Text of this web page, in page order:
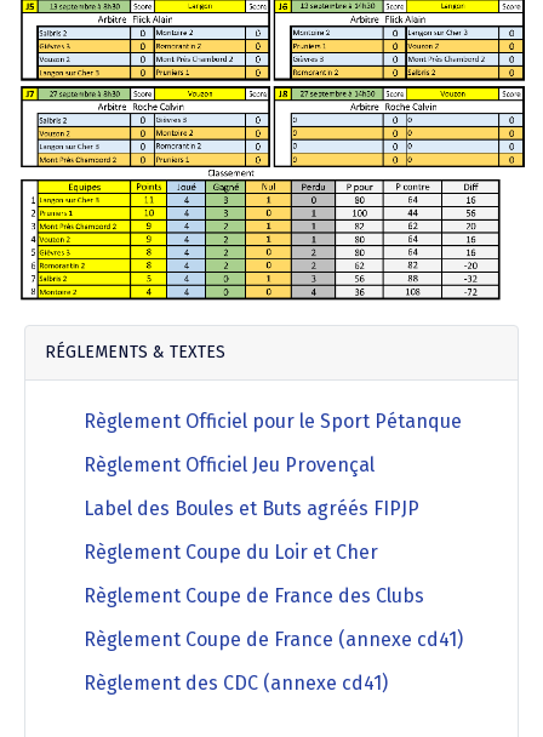
RÉGLEMENTS & TEXTES
Règlement Officiel pour le Sport Pétanque
Règlement Officiel Jeu Provençal
Label des Boules et Buts agréés FIPJP
Règlement Coupe du Loir et Cher
Règlement Coupe de France des Clubs
Règlement Coupe de France (annexe cd41)
Règlement des CDC (annexe cd41)
Agenda Concours Vétérans
Régionaux & Championnats de France
Résultats & Classement Division 4 B
Résultats & Classement Division 5 A
Championnat Triplettes Mixtes
Championnat Triplettes Vétérans
Palmarès Comité du Loir & Cher
Championnat Individuel Féminin
Championnat Individuel Masculin